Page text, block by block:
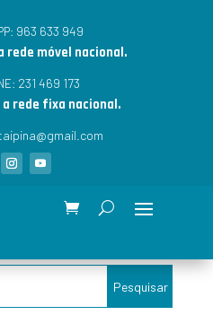
963 633 949
rede móvel nacional.
231 469 173
a rede fixa nacional.